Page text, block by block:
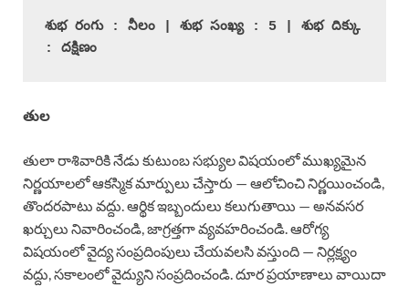
శుభ రంగు : నీలం | శుభ సంఖ్య : 5 | శుభ దిక్కు
: దక్షిణం
తుల
తులా రాశివారికి నేడు కుటుంబ సభ్యుల విషయంలో ముఖ్యమైన
నిర్ణయాలలో ఆకస్మిక మార్పులు చేస్తారు — ఆలోచించి నిర్ణయించండి,
తొందరపాటు వద్దు. ఆర్థిక ఇబ్బందులు కలుగుతాయి — అనవసర
ఖర్చులు నివారించండి, జాగ్రత్తగా వ్యవహరించండి. ఆరోగ్య
విషయంలో వైద్య సంప్రదింపులు చేయవలసి వస్తుంది — నిర్లక్ష్యం
వద్దు, సకాలంలో వైద్యుని సంప్రదించండి. దూర ప్రయాణాలు వాయిదా